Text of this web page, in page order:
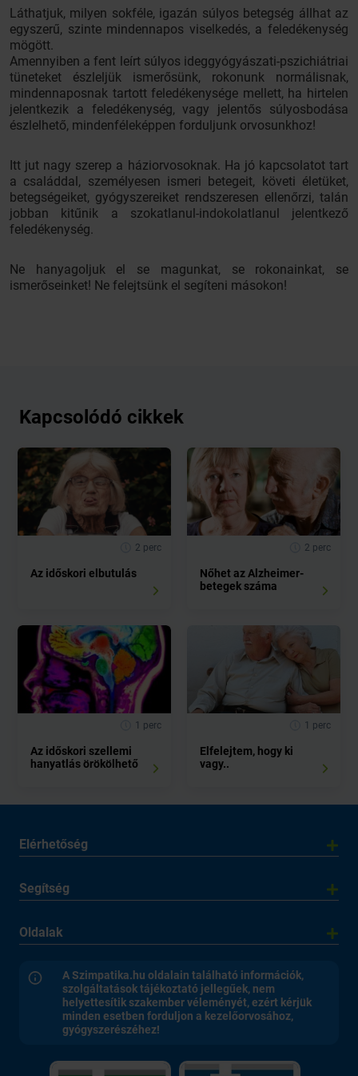
Láthatjuk, milyen sokféle, igazán súlyos betegség állhat az
egyszerű, szinte mindennapos viselkedés, a feledékenység
mögött.
Amennyiben a fent leírt súlyos ideggyógyászati-pszichiátriai
tüneteket észleljük ismerősünk, rokonunk normálisnak,
mindennaposnak tartott feledékenysége mellett, ha hirtelen
jelentkezik a feledékenység, vagy jelentős súlyosbodása
észlelhető, mindenféleképpen forduljunk orvosunkhoz!
Itt jut nagy szerep a háziorvosoknak. Ha jó kapcsolatot tart
a családdal, személyesen ismeri betegeit, követi életüket,
betegségeiket, gyógyszereiket rendszeresen ellenőrzi, talán
jobban kitűnik a szokatlanul-indokolatlanul jelentkező
feledékenység.
Ne hanyagoljuk el se magunkat, se rokonainkat, se
ismerőseinket! Ne felejtsünk el segíteni másokon!
Kapcsolódó cikkek
2 perc
Az időskori elbutulás
2 perc
Nőhet az Alzheimer-
betegek száma
1 perc
Az időskori szellemi
hanyatlás örökölhető
1 perc
Elfelejtem, hogy ki
vagy..
Elérhetőség
Segítség
Oldalak
A Szimpatika.hu oldalain található információk,
szolgáltatások tájékoztató jellegűek, nem
helyettesítik szakember véleményét, ezért kérjük
minden esetben forduljon a kezelőorvosához,
gyógyszerészéhez!